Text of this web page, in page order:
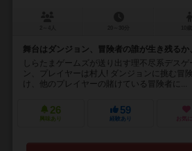
舞台はダンジョン、冒険者の誰が生き残るか
しらたまゲームズが送り出す理不尽系デス
ン、プレイヤーは村人! ダンジョンに挑む冒
け、他のプレイヤーの賭けている冒険者に...
26
興味あり
59
経験あり お気